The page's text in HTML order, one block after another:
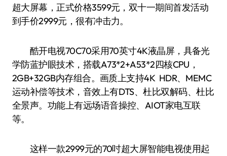
超大屏幕，正式价格3599元，双十一期间首发活动
到手价2999元，很有冲击力。
酷开电视70C70采用70英寸4K液晶屏，具备光
学防蓝护眼技术，搭载A73*2+A53*2四核CPU，
2GB+32GB内存组合。画质上支持4K HDR、MEMC
运动补偿等技术，音效上有DTS、杜比双解码、杜比
全景声。功能上有远场语音操控、AIOT家电互联
等。
这样一款2999元的70吋超大屏智能电视使用起